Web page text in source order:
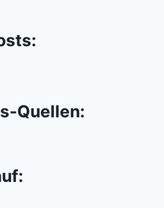
Quellen: